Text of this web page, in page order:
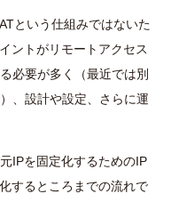
という仕組みではないた
ントがリモートアクセス
必要が多く（最近では別
、設計や設定、さらに運
IPを固定化するためのIP
するところまでの流れで